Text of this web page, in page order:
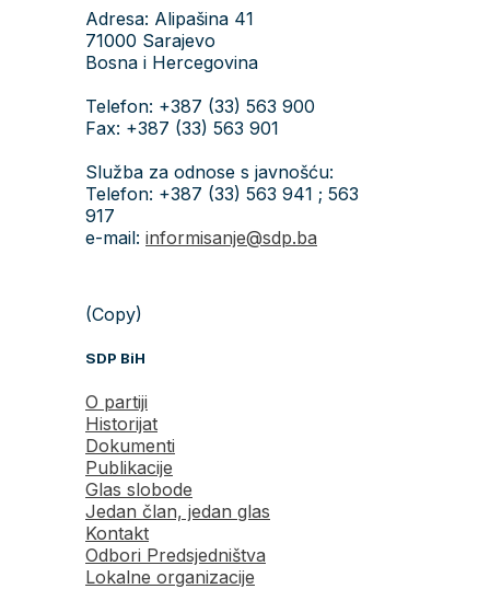
Adresa: Alipašina 41
71000 Sarajevo
Bosna i Hercegovina
Telefon: +387 (33) 563 900
Fax: +387 (33) 563 901
Služba za odnose s javnošću:
Telefon: +387 (33) 563 941 ; 563
917
e-mail: informisanje@sdp.ba
(Copy)
SDP BiH
O partiji
Historijat
Dokumenti
Publikacije
Glas slobode
Jedan član, jedan glas
Kontakt
Odbori Predsjedništva
Lokalne organizacije